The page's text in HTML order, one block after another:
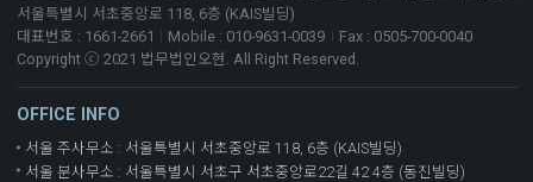
서울특별시 서초중앙로 118, 6층 (KAIS빌딩)
대표번호 : 1661-2661
Mobile : 010-9631-0039
Fax : 0505-700-0040
Copyright ⓒ 2021 법무법인오현. All Right Reserved.
OFFICE INFO
서울 주사무소 : 서울특별시 서초중앙로 118, 6층 (KAIS빌딩)
서울 분사무소 : 서울특별시 서초구 서초중앙로22길 42 4층 (동진빌딩)